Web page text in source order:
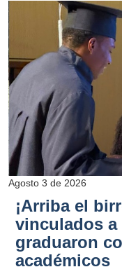
Agosto 3 de 2026
¡Arriba el
vinculados a
graduaron
académicos